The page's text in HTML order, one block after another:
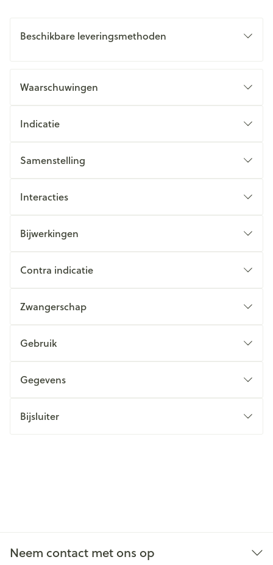
Beschikbare leveringsmethoden
Waarschuwingen
Indicatie
Samenstelling
Interacties
Bijwerkingen
Contra indicatie
Zwangerschap
Gebruik
Gegevens
Bijsluiter
Neem contact met ons op